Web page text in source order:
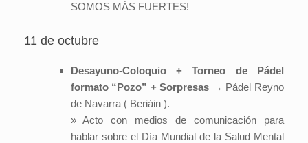
SOMOS MÁS FUERTES!
11 de octubre
Desayuno-Coloquio + Torneo de Pádel
formato “Pozo” + Sorpresas → Pádel Reyno
de Navarra ( Beriáin ).
» Acto con medios de comunicación para
hablar sobre el Día Mundial de la Salud Mental